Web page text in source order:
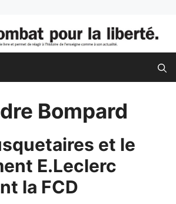
Bompard
et le
E.Leclerc
la FCD